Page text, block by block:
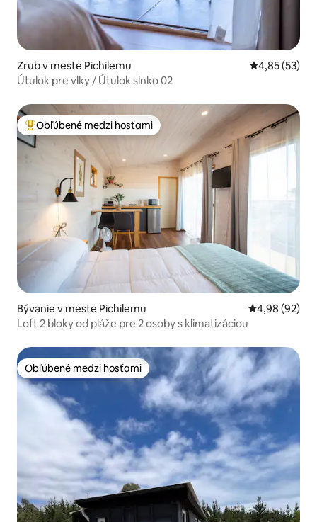
Zrub v meste Pichilemu Priemerné
4,85 (53)
Útulok pre vlky / Útulok slnko 02
Najobľúbenejšie medzi hosťami
Obľúbené medzi hosťami
Bývanie v meste Pichilemu Priemerné
4,98 (92)
Loft 2 bloky od pláže pre 2 osoby s klimatizáciou
Obľúbené medzi hosťami
Obľúbené medzi hosťami